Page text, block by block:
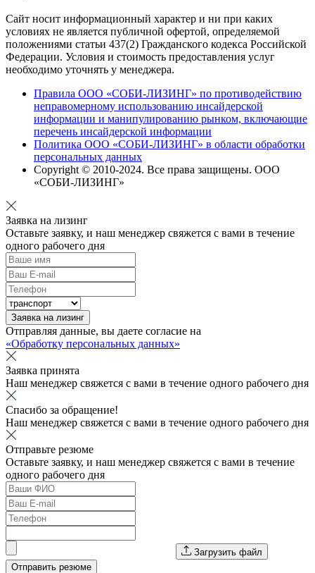
Сайт носит информационный характер и ни при каких
условиях не является публичной офертой, определяемой
положениями статьи 437(2) Гражданского кодекса Российской
Федерации. Условия и стоимость предоставления услуг
необходимо уточнять у менеджера.
Правила ООО «СОБИ-ЛИЗИНГ» по противодействию
неправомерному использованию инсайдерской
информации и манипулированию рынком, включающие
перечень инсайдерской информации
Политика ООО «СОБИ-ЛИЗИНГ» в области обработки
персональных данных
Copyright © 2010-2024. Все права защищены. ООО
«СОБИ-ЛИЗИНГ»
Заявка на лизинг
Оставьте заявку, и наш менеджер свяжется с вами в течение
одного рабочего дня
Заявка на лизинг
Отправляя данные, вы даете согласие на
«Обработку персональных данных»
Заявка принята
Наш менеджер свяжется с вами в течение одного рабочего дня
Спасибо за обращение!
Наш менеджер свяжется с вами в течение одного рабочего дня
Отправьте резюме
Оставьте заявку, и наш менеджер свяжется с вами в течение
одного рабочего дня
Загрузить файл
Отправить резюме